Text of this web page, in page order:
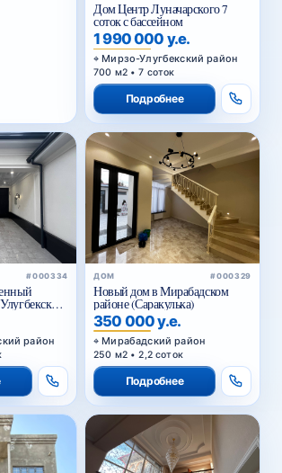
Дом Центр Луначарского 7
соток с бассейном
1 990 000 у.е.
Мирзо-Улугбекский район
700 м2 • 7 соток
Подробнее
#000334
район
ДОМ #000329
Новый дом в Мирабадском
районе (Саракулька)
350 000 у.е.
Мирабадский район
250 м2 • 2,2 соток
Подробнее